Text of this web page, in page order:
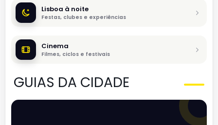
Lisboa à noite
Festas, clubes e experiências
Cinema
Filmes, ciclos e festivais
GUIAS DA CIDADE